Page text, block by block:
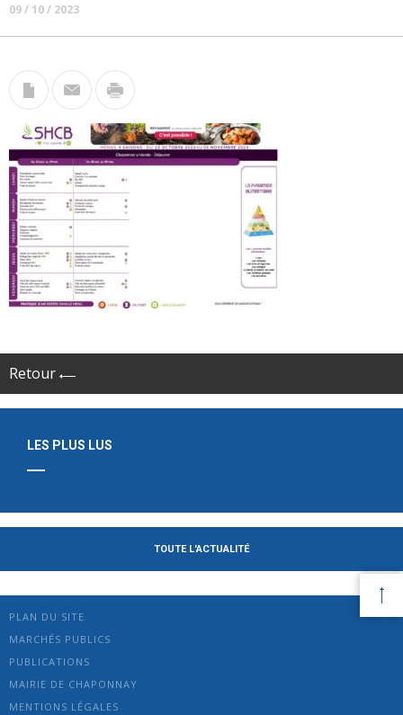
09 / 10 / 2023
Retour
LES PLUS LUS
TOUTE L'ACTUALITÉ
PLAN DU SITE
MARCHÉS PUBLICS
PUBLICATIONS
MAIRIE DE CHAPONNAY
MENTIONS LÉGALES